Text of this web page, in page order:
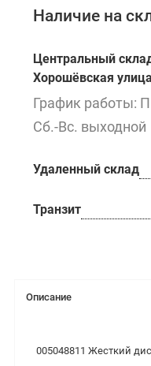
Наличие на
Центральный
Хорошёвская
График работы:
Сб.-Вс. выходной
Удаленный склад
Транзит
Описание
005048811 Жесткий